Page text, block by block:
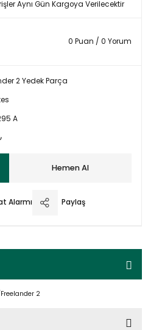
Aynı Gün Kargoya Verilecektir
0 Puan / 0 Yorum
2 Yedek Parça
A
Hemen Al
Alarmı Paylaş
2